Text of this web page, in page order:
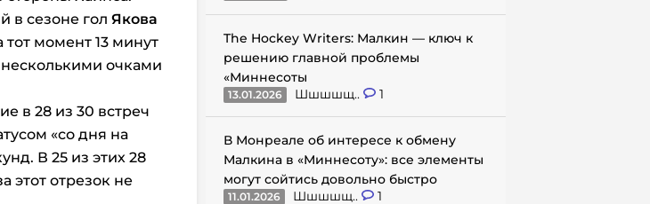
в сезоне гол Якова
момент 13 минут
очками
в 28 из 30 встреч
«со дня на
В 25 из этих 28
этот отрезок не
The Hockey Writers: Малкин — ключ к
решению главной проблемы
«Миннесоты
13.01.2026 Шшшшщ.. 1
В Монреале об интересе к обмену
Малкина в «Миннесоту»: все элементы
могут сойтись довольно быстро
11.01.2026 Шшшшщ.. 1